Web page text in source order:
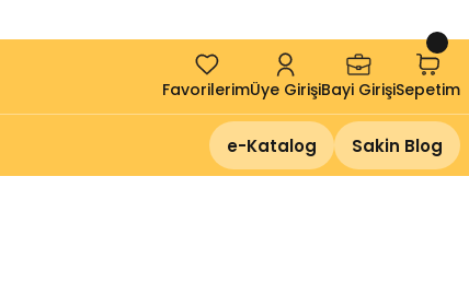
FavorilerimÜye GirişiBayi GirişiSepetim
e-Katalog Sakin Blog